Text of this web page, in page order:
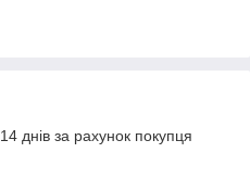
днів за рахунок покупця